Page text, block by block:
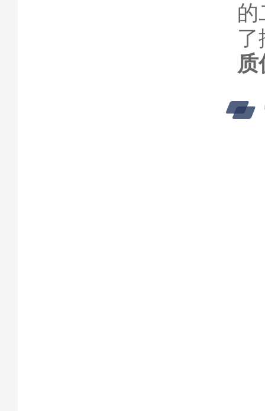
的
了